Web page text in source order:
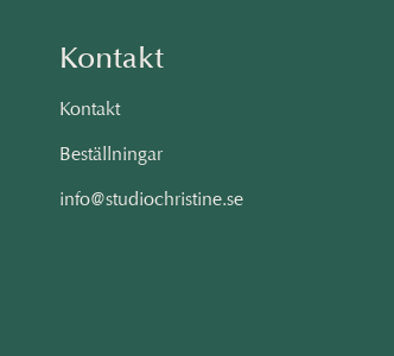
Kontakt
Kontakt
Beställningar
info@studiochristine.se